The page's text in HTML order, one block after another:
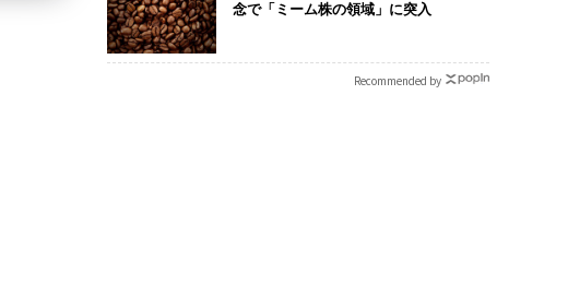
念で「ミーム株の領域」に突入
Recommended by